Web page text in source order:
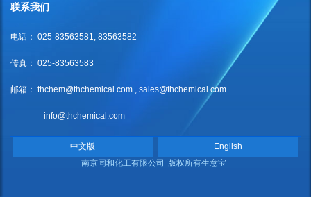
联系我们
电话： 025-83563581, 83563582
传真： 025-83563583
邮箱： thchem@thchemical.com , sales@thchemical.com
info@thchemical.com
中文版
English
南京同和化工有限公司 版权所有生意宝